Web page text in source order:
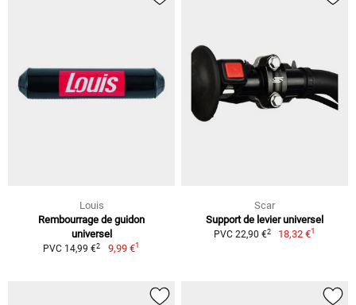
Louis
Rembourrage de guidon
universel
PVC 14,99 €2 9,99 €1
Scar
Support de levier universel
PVC 22,90 €2 18,32 €1